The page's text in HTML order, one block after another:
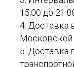
15:00 до
4. Доставка
Московской
5. Доставка